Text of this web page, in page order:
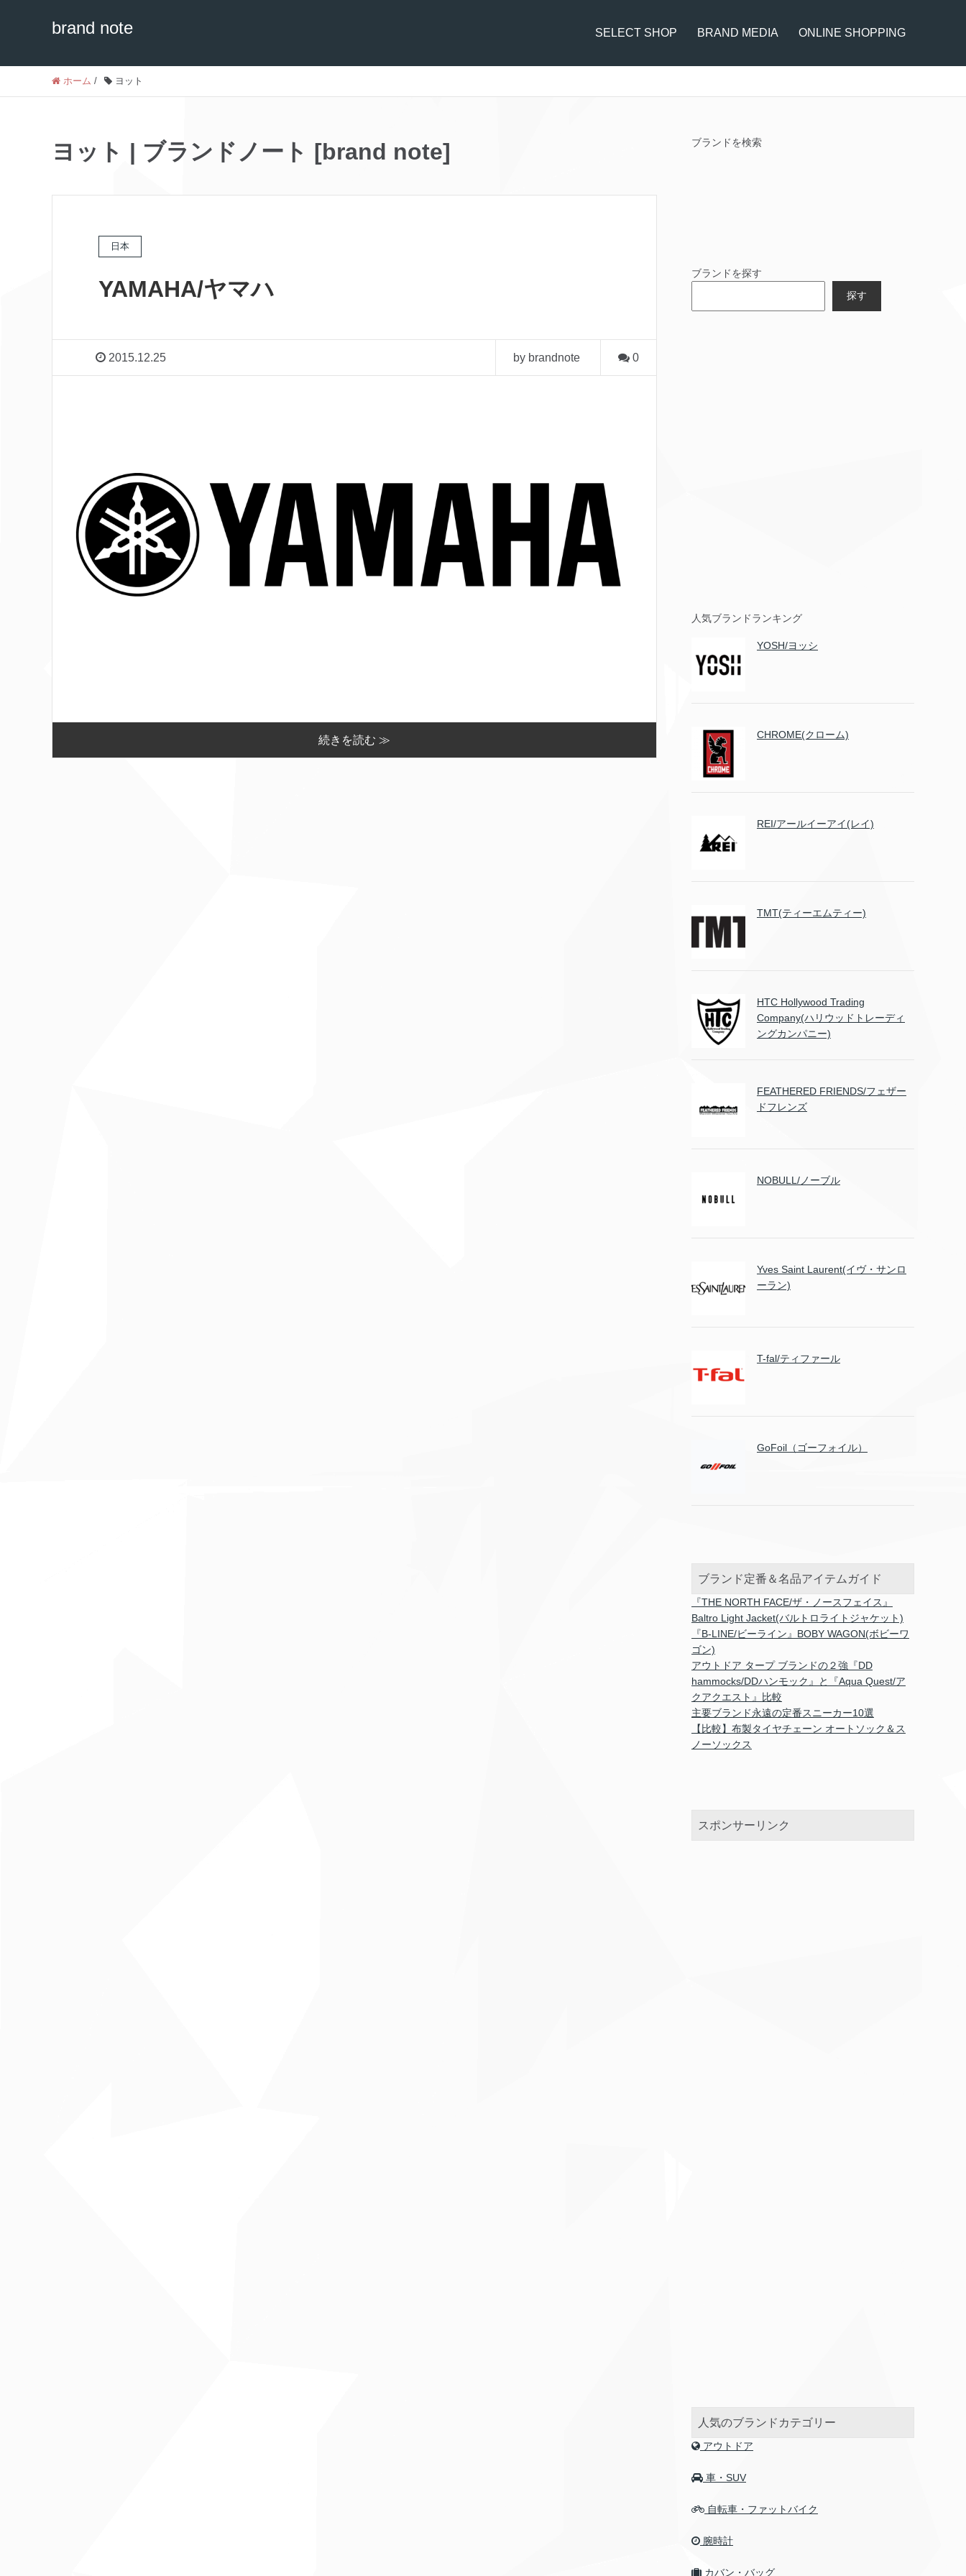
brand note SELECT SHOP BRAND MEDIA ONLINE SHOPPING
ホーム / ヨット
ヨット | ブランドノート [brand note]
日本
YAMAHA/ヤマハ
2015.12.25 by brandnote 0
続きを読む ≫
ブランドを検索
ブランドを探す
探す
人気ブランドランキング
YOSH/ヨッシ
CHROME(クローム)
REI/アールイーアイ(レイ)
TMT(ティーエムティー)
HTC Hollywood Trading
Company(ハリウッドトレーディ
ングカンパニー)
FEATHERED FRIENDS/フェザー
ドフレンズ
NOBULL/ノーブル
Yves Saint Laurent(イヴ・サンロ
ーラン)
T-fal/ティファール
GoFoil（ゴーフォイル）
ブランド定番＆名品アイテムガイド
『THE NORTH FACE/ザ・ノースフェイス』
Baltro Light Jacket(バルトロライトジャケット)
『B-LINE/ビーライン』BOBY WAGON(ボビーワ
ゴン)
アウトドア タープ ブランドの２強『DD
hammocks/DDハンモック』と『Aqua Quest/ア
クアクエスト』比較
主要ブランド永遠の定番スニーカー10選
【比較】布製タイヤチェーン オートソック＆ス
ノーソックス
スポンサーリンク
人気のブランドカテゴリー
アウトドア
車・SUV
自転車・ファットバイク
腕時計
カバン・バッグ